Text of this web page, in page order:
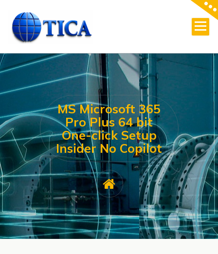
content
MS Microsoft 365
Pro Plus 64 bit
One-click Setup
Insider No Copilot